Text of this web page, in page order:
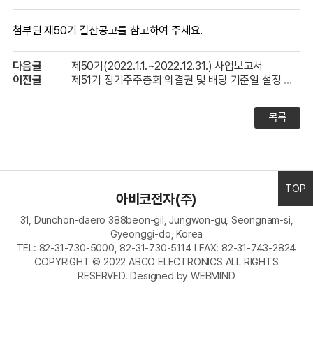
첨부된 제50기 결산공고를 참고하여 주세요.
다음글
제50기(2022.1.1.~2022.12.31.) 사업보고서
이전글
제51기 정기주주총회 의결권 및 배당 기준일 설정 공고
목록
TOP
아비코전자(주)
31, Dunchon-daero 388beon-gil, Jungwon-gu, Seongnam-si,
Gyeonggi-do, Korea
TEL: 82-31-730-5000, 82-31-730-5114 I FAX: 82-31-743-2824
COPYRIGHT © 2022 ABCO ELECTRONICS ALL RIGHTS
RESERVED.Designed by WEBMIND